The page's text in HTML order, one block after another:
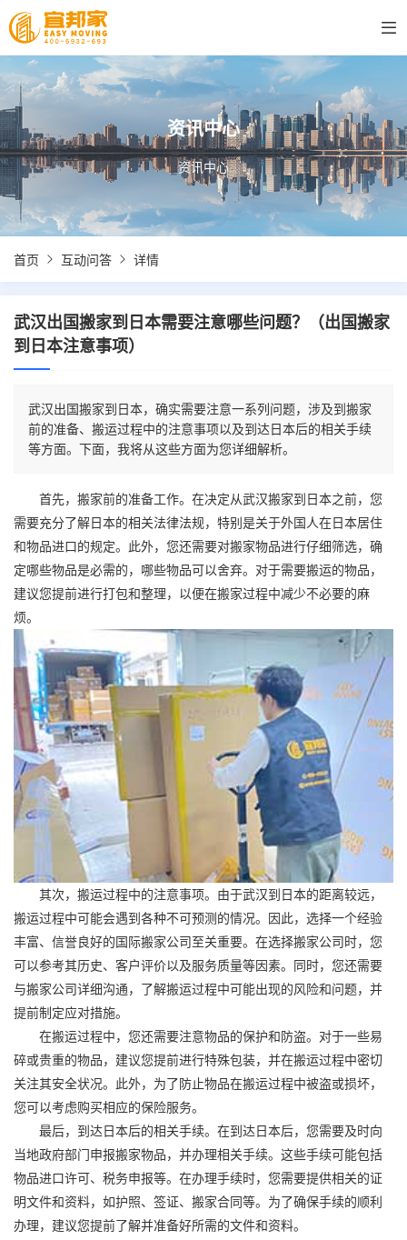
资讯中心
资讯中心
首页 互动问答 详情
武汉出国搬家到日本需要注意哪些问题？（出国搬家
到日本注意事项）
武汉出国搬家到日本，确实需要注意一系列问题，涉及到搬家
前的准备、搬运过程中的注意事项以及到达日本后的相关手续
等方面。下面，我将从这些方面为您详细解析。
首先，搬家前的准备工作。在决定从武汉搬家到日本之前，您
需要充分了解日本的相关法律法规，特别是关于外国人在日本居住
和物品进口的规定。此外，您还需要对搬家物品进行仔细筛选，确
定哪些物品是必需的，哪些物品可以舍弃。对于需要搬运的物品，
建议您提前进行打包和整理，以便在搬家过程中减少不必要的麻
烦。
其次，搬运过程中的注意事项。由于武汉到日本的距离较远，
搬运过程中可能会遇到各种不可预测的情况。因此，选择一个经验
丰富、信誉良好的国际搬家公司至关重要。在选择搬家公司时，您
可以参考其历史、客户评价以及服务质量等因素。同时，您还需要
与搬家公司详细沟通，了解搬运过程中可能出现的风险和问题，并
提前制定应对措施。
在搬运过程中，您还需要注意物品的保护和防盗。对于一些易
碎或贵重的物品，建议您提前进行特殊包装，并在搬运过程中密切
关注其安全状况。此外，为了防止物品在搬运过程中被盗或损坏，
您可以考虑购买相应的保险服务。
最后，到达日本后的相关手续。在到达日本后，您需要及时向
当地政府部门申报搬家物品，并办理相关手续。这些手续可能包括
物品进口许可、税务申报等。在办理手续时，您需要提供相关的证
明文件和资料，如护照、签证、搬家合同等。为了确保手续的顺利
办理，建议您提前了解并准备好所需的文件和资料。